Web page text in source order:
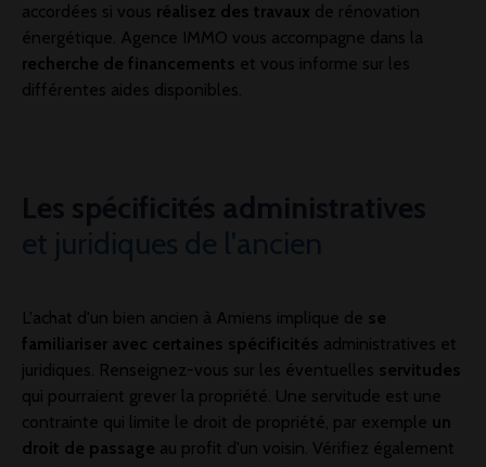
accordées si vous réalisez des travaux de rénovation
énergétique. Agence IMMO vous accompagne dans la
recherche de financements et vous informe sur les
différentes aides disponibles.
L'achat d'un bien ancien à Amiens implique de se
familiariser avec certaines spécificités administratives et
juridiques. Renseignez-vous sur les éventuelles servitudes
qui pourraient grever la propriété. Une servitude est une
contrainte qui limite le droit de propriété, par exemple un
droit de passage au profit d'un voisin. Vérifiez également